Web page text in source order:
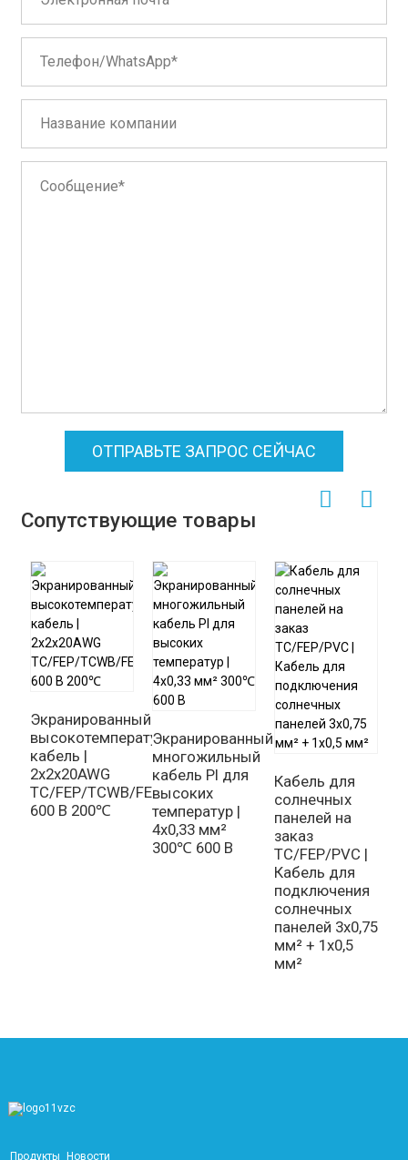
ОТПРАВЬТЕ ЗАПРОС СЕЙЧАС
Сопутствующие товары
Экранированный
высокотемпературный
кабель |
2x2x20AWG
TC/FEP/TCWB/FEP
600 В 200℃
Экранированный
многожильный
кабель PI для
высоких
температур |
4x0,33 мм²
300℃ 600 В
Кабель для
солнечных
панелей на
заказ
TC/FEP/PVC |
Кабель для
подключения
солнечных
панелей 3x0,75
мм² + 1x0,5
мм²
Продукты Новости